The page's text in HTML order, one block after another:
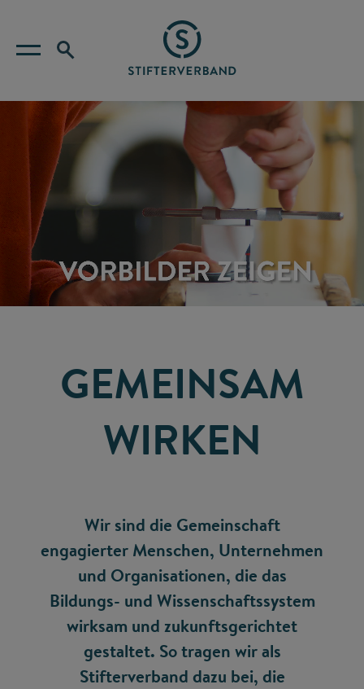
GEMEINSAM
WIRKEN
Wir sind die Gemeinschaft
engagierter Menschen, Unternehmen
und Organisationen, die das
Bildungs- und Wissenschaftssystem
wirksam und zukunftsgerichtet
gestaltet. So tragen wir als
Stifterverband dazu bei, die